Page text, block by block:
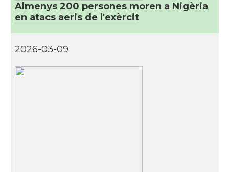
Almenys 200 persones moren a Nigèria
en atacs aeris de l'exèrcit
2026-03-09